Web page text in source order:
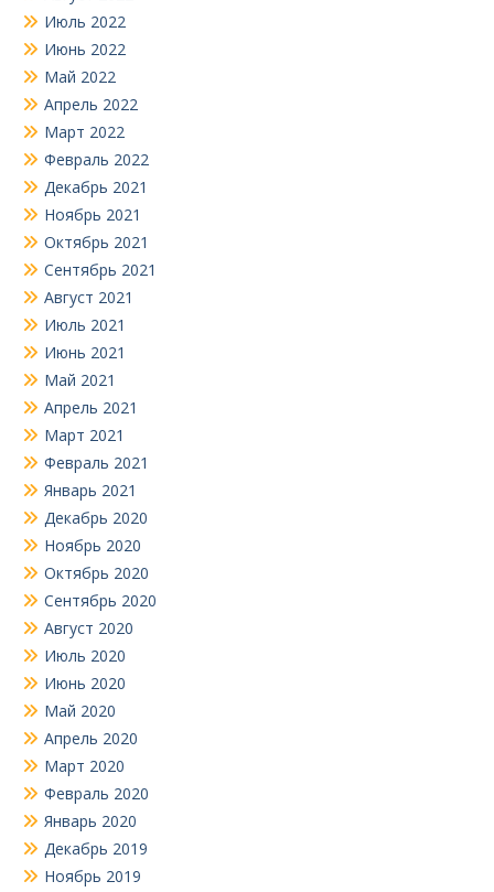
Июль 2022
Июнь 2022
Май 2022
Апрель 2022
Март 2022
Февраль 2022
Декабрь 2021
Ноябрь 2021
Октябрь 2021
Сентябрь 2021
Август 2021
Июль 2021
Июнь 2021
Май 2021
Апрель 2021
Март 2021
Февраль 2021
Январь 2021
Декабрь 2020
Ноябрь 2020
Октябрь 2020
Сентябрь 2020
Август 2020
Июль 2020
Июнь 2020
Май 2020
Апрель 2020
Март 2020
Февраль 2020
Январь 2020
Декабрь 2019
Ноябрь 2019